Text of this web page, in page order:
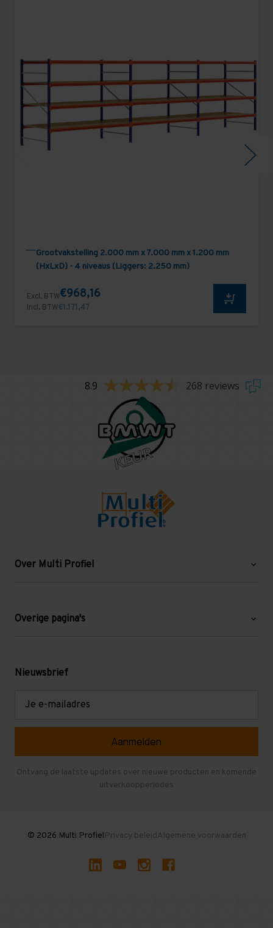
Grootvakstelling 2.000 mm x 7.000 mm x 1.200 mm
(HxLxD) - 4 niveaus (Liggers: 2.250 mm)
Excl. BTW€968,16
Incl. BTW€1.171,47
8.9 268 reviews
Over Multi Profiel
Blog
Levering en afhalen
Overige pagina's
Mezzanine
Gebruikte entresolvloeren
Nieuwsbrief
Ontvang de laatste updates over nieuwe producten en komende
uitverkoopperiodes
© 2026 Multi ProfielPrivacy beleidAlgemene voorwaarden